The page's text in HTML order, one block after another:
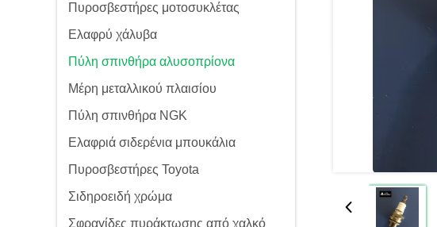
Πυροσβεστήρες μοτοσυκλέτας
Ελαφρύ χάλυβα
Πύλη σπινθήρα αλυσοπρίονα
Μέρη μεταλλικού πλαισίου
Πύλη σπινθήρα NGK
Ελαφριά σιδερένια μπουκάλια
Πυροσβεστήρες Toyota
Σιδηροειδή χρώμα
Σφραγίδες πυράκτωσης από χαλκό